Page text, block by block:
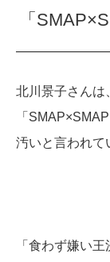
「
北川景子さんは
「
汚いと言われて
「食わず嫌い